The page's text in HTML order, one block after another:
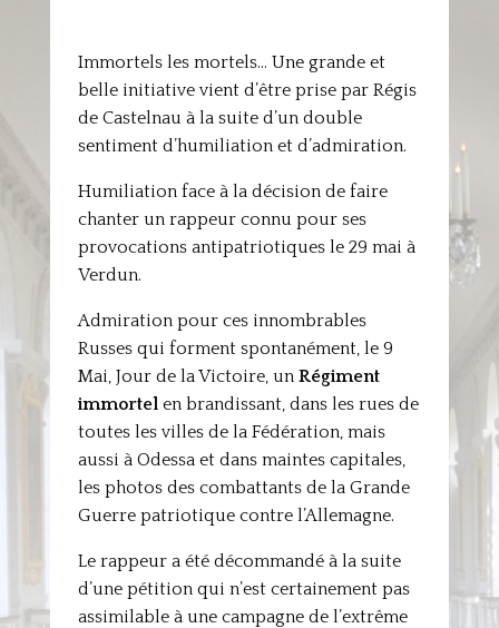
Immortels les mortels… Une grande et
belle initiative vient d’être prise par Régis
de Castelnau à la suite d’un double
sentiment d’humiliation et d’admiration.
Humiliation face à la décision de faire
chanter un rappeur connu pour ses
provocations antipatriotiques le 29 mai à
Verdun.
Admiration pour ces innombrables
Russes qui forment spontanément, le 9
Mai, Jour de la Victoire, un Régiment
immortelen brandissant, dans les rues de
toutes les villes de la Fédération, mais
aussi à Odessa et dans maintes capitales,
les photos des combattants de la Grande
Guerre patriotique contre l’Allemagne.
Le rappeur a été décommandé à la suite
d’une pétition qui n’est certainement pas
assimilable à une campagne de l’extrême